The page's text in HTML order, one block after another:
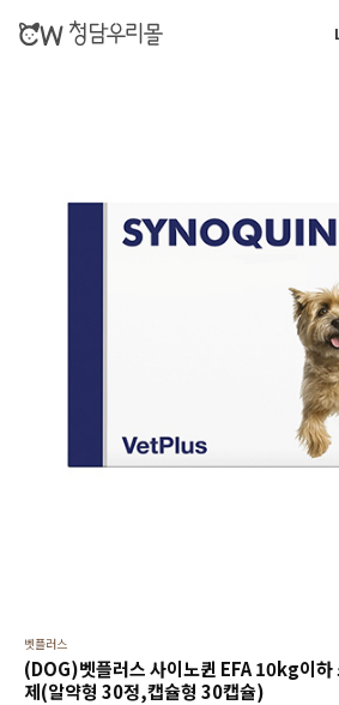
벳플러스
(DOG)벳플러스 사이노퀸 EFA 10kg이하
제(알약형 30정,캡슐형 30캡슐)